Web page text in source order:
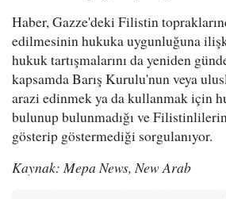
Haber, Gazze'deki Filistin
edilmesinin hukuka uygunluğuna
hukuk tartışmalarını da yeniden
kapsamda Barış Kurulu'nun veya
arazi edinmek ya da kullanmak için
bulunup bulunmadığı ve
gösterip göstermediği sorgulanıyor.
Kaynak: Mepa News, New Arab